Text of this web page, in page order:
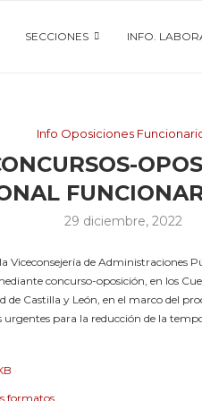
SECCIONES INFO.
Info Oposiciones
29 diciembre, 2022
Viceconsejería de Administraciones
concurso-oposición, en los
Castilla y León, en el marco del
urgentes para la reducción de la
formatos